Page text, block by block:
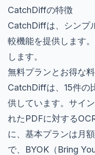
CatchDiffの特徴
CatchDiffは、シンプ
較機能を提供します
します。
無料プランとお得な
CatchDiffは、15件の
供しています。サイ
れたPDFに対する
に、基本プランは月
で、BYOK（Bring